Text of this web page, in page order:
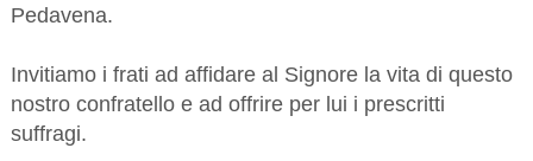
Pedavena.
Invitiamo i frati ad affidare al Signore la vita di questo
nostro confratello e ad offrire per lui i prescritti
suffragi.